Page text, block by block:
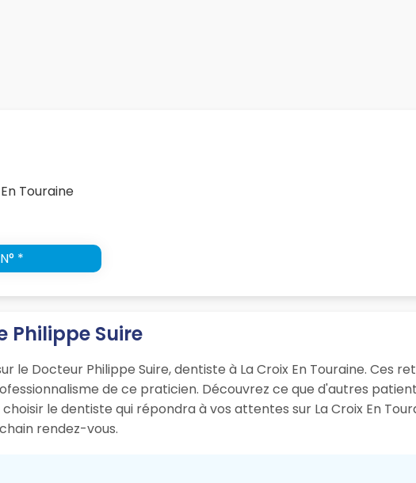
Touraine
*
Philippe Suire
le Docteur Philippe Suire, dentiste à La Croix En Touraine. Ces
de ce praticien. Découvrez ce que d'autres
le dentiste qui répondra à vos attentes sur La Croix En
rendez-vous.